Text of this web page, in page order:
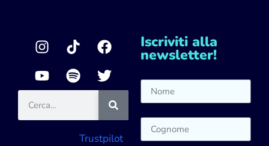
Trustpilot
Iscriviti alla
newsletter!